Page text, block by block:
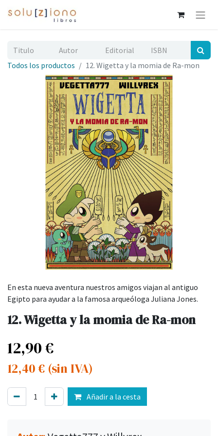
Todos los productos 12. Wigetta y la momia de Ra-mon
En esta nueva aventura nuestros amigos viajan al antiguo
Egipto para ayudar a la famosa arqueóloga Juliana Jones.
12. Wigetta y la momia de Ra-mon
12,90€
12,40€ (sin IVA)
Añadir a la cesta